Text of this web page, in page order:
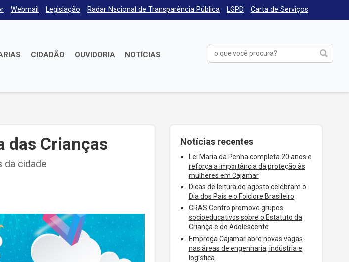
Webmail Legislação Radar Nacional de Transparência Pública LGPD Carta de Serviços
CIDADÃO OUVIDORIA NOTÍCIAS
das Crianças
da cidade
Notícias recentes
Lei Maria da Penha completa 20 anos e
reforça a importância da proteção às
mulheres em Cajamar
Dicas de leitura de agosto celebram o
Dia dos Pais e o Folclore Brasileiro
CRAS Centro promove grupos
socioeducativos sobre o Estatuto da
Criança e do Adolescente
Emprega Cajamar abre novas vagas
nas áreas de engenharia, indústria e
logística